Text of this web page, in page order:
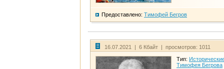
Предоставлено: Тимофей Бегров
16.07.2021 | 6 Кбайт | просмотров: 1011
Тип:
Тимофея Бегрова